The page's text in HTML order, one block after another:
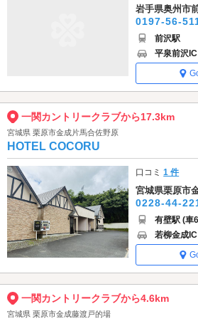
岩手県奥州市
0197-56-
前沢駅
平泉前沢IC
一関カントリークラブから17.3km
宮城県 栗原市金成片馬合佐野原
HOTEL COCORU
口コミ1 件
宮城県栗原市
0228-44-
有壁駅 (車
若柳金成IC
一関カントリークラブから4.6km
宮城県 栗原市金成藤渡戸的場